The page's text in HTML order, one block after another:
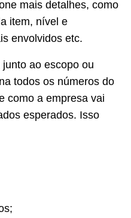
mais detalhes, como
item, nível e
envolvidos etc.
ao escopo ou
todos os números do
como a empresa vai
esperados. Isso